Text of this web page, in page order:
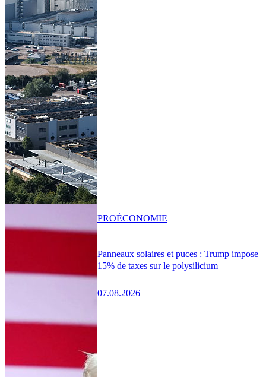
Panneaux solaires et puces : Trump impose
15% de taxes sur le polysilicium
07.08.2026
PROÉCONOMIE